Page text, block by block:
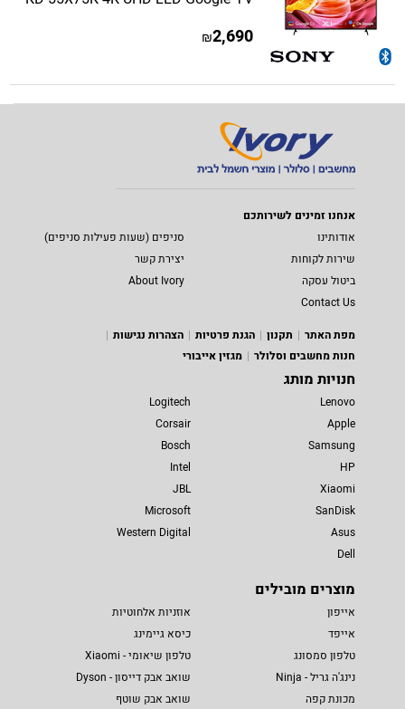
2,690
₪
אנחנו זמינים לשירותכם
אודותינו
סניפים (שעות פעילות סניפים)
שירות לקוחות
יצירת קשר
ביטול עסקה
About Ivory
Contact Us
מפת האתר
תקנון הגנת פרטיות
הצהרות נגישות
חנות מחשבים וסלולר
מגזין אייבורי
חנויות מותג
Lenovo
Apple
Samsung
HP
Xiaomi
SanDisk
Asus
Dell
Logitech
Corsair
Bosch
Intel
JBL
Microsoft
Western Digital
מוצרים מובילים
אייפון
אייפד
טלפון סמסונג
נינג'ה גריל - Ninja
מכונת קפה
אוזניות אלחוטיות
כיסא גיימינג
טלפון שיאומי - Xiaomi
שואב אבק דייסון - Dyson
שואב אבק שוטף